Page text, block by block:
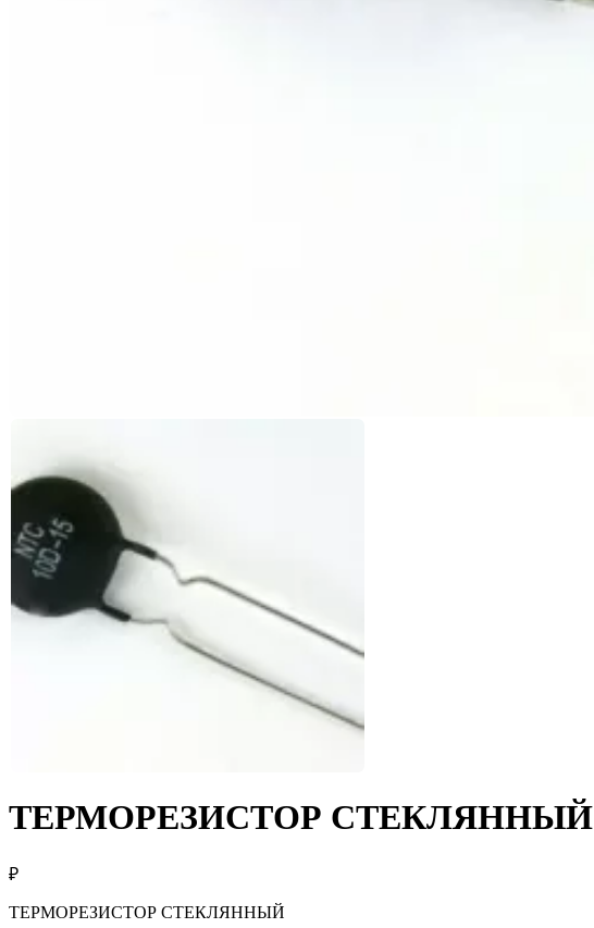
ТЕРМОРЕЗИСТОР СТЕКЛЯННЫЙ
₽
ТЕРМОРЕЗИСТОР СТЕКЛЯННЫЙ